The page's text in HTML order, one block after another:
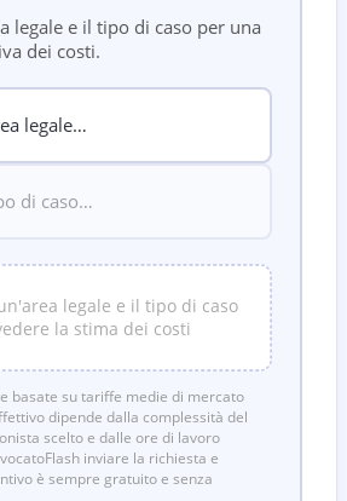
legale e il tipo di caso per una
dei costi.
legale e il tipo di caso
la stima dei costi
basate su tariffe medie di mercato
dipende dalla complessità del
scelto e dalle ore di lavoro
inviare la richiesta e
è sempre gratuito e senza